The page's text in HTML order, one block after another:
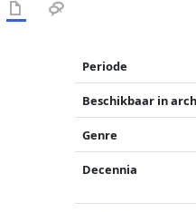
Periode
Beschikbaar in
Genre
Decennia